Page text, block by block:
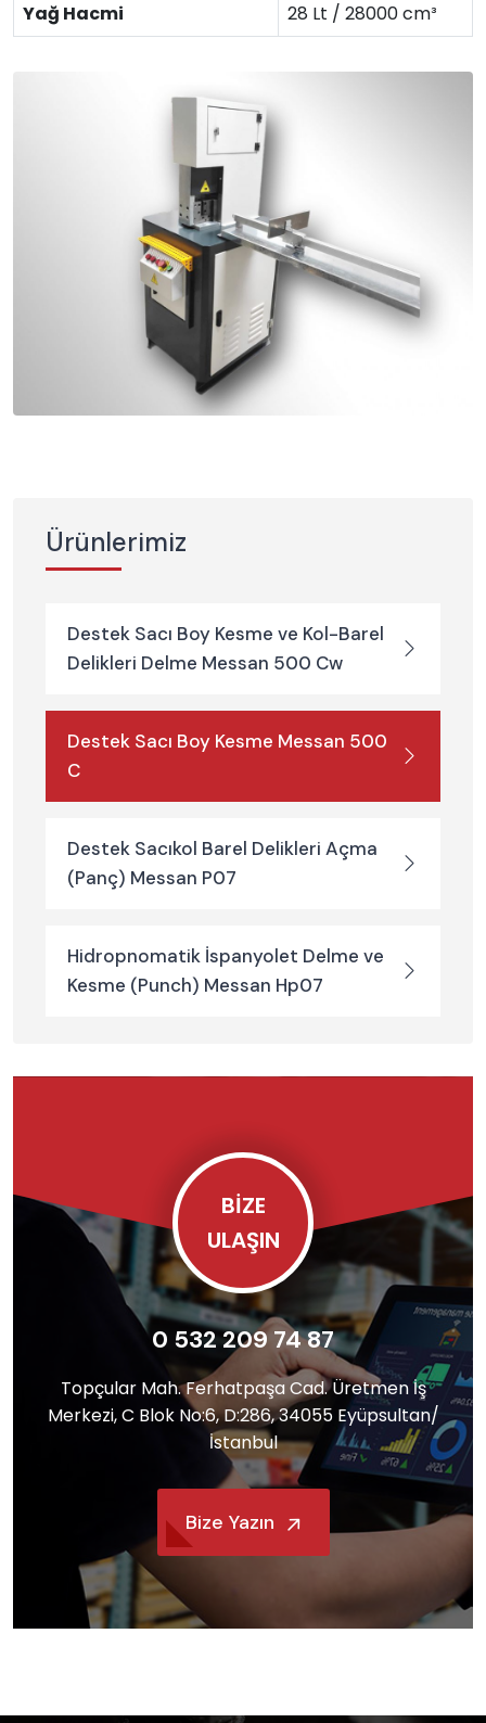
Yağ Hacmi
28 Lt / 28000 cm³
Ürünlerimiz
Destek Sacı Boy Kesme ve Kol-Barel
Delikleri Delme Messan 500 Cw
Destek Sacı Boy Kesme Messan 500
C
Destek Sacıkol Barel Delikleri Açma
(Panç) Messan P07
Hidropnomatik İspanyolet Delme ve
Kesme (Punch) Messan Hp07
BIZE
ULAŞIN
0 532 209 74 87
Topçular Mah. Ferhatpaşa Cad. Üretmen İş
Merkezi, C Blok No:6, D:286, 34055 Eyüpsultan/
İstanbul
Bize Yazın